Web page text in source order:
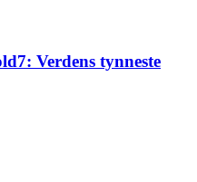
Verdens tynneste